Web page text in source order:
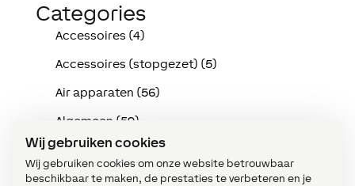
Wij gebruiken cookies
Wij gebruiken cookies om onze website betrouwbaar
beschikbaar te maken, de prestaties te verbeteren en je
Categories
Accessoires (4)
Accessoires (stopgezet) (5)
Air apparaten (56)
Algemeen (59)
Analoog (13)
API (3)